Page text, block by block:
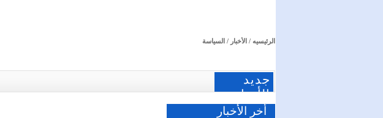
الرئيسيه / الأخبار / السياسة
جديد
الأخبار
أخر الأخبار